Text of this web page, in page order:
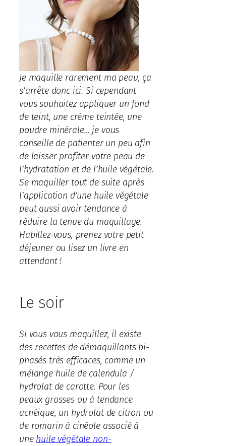
Je maquille rarement ma peau, ça
s’arrête donc ici. Si cependant
vous souhaitez appliquer un fond
de teint, une crème teintée, une
poudre minérale… je vous
conseille de patienter un peu afin
de laisser profiter votre peau de
l’hydratation et de l’huile végétale.
Se maquiller tout de suite après
l’application d’une huile végétale
peut aussi avoir tendance à
réduire la tenue du maquillage.
Habillez-vous, prenez votre petit
déjeuner ou lisez un livre en
attendant !
Le soir
Si vous vous maquillez, il existe
des recettes de démaquillants bi-
phasés très efficaces, comme un
mélange huile de calendula /
hydrolat de carotte. Pour les
peaux grasses ou à tendance
acnéique, un hydrolat de citron ou
de romarin à cinéole associé à
une huile végétale non-